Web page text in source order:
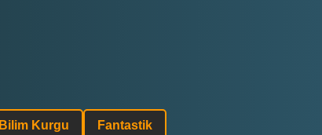
Bilim Kurgu Fantastik